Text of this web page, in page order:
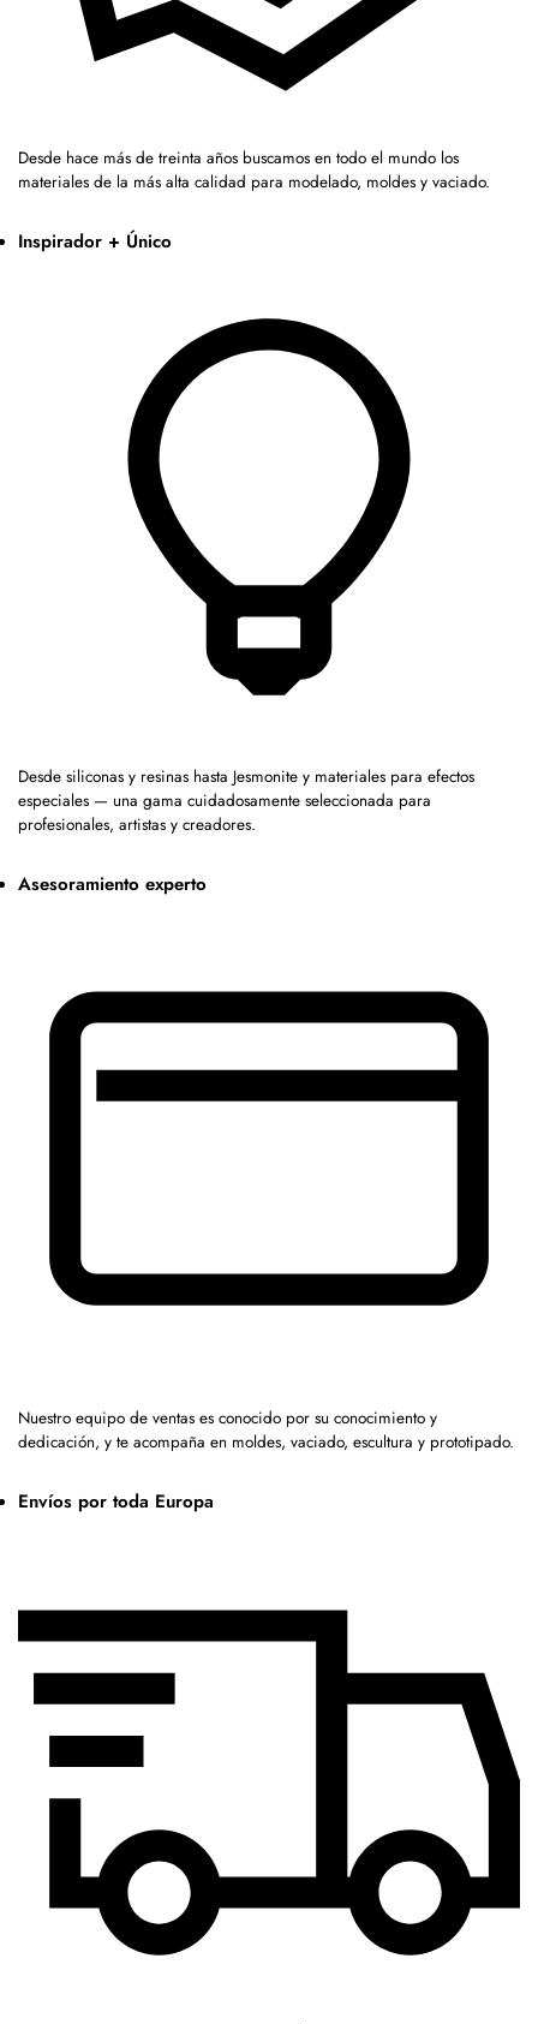
Desde hace más de treinta años buscamos en todo el mundo los
materiales de la más alta calidad para modelado, moldes y vaciado.
Inspirador + Único
Desde siliconas y resinas hasta Jesmonite y materiales para efectos
especiales — una gama cuidadosamente seleccionada para
profesionales, artistas y creadores.
Asesoramiento experto
Nuestro equipo de ventas es conocido por su conocimiento y
dedicación, y te acompaña en moldes, vaciado, escultura y prototipado.
Envíos por toda Europa